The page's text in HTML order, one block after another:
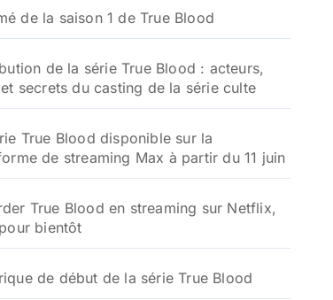
de la saison 1 de True Blood
de la série True Blood : acteurs,
secrets du casting de la série culte
True Blood disponible sur la
de streaming Max à partir du 11 juin
True Blood en streaming sur Netflix,
bientôt
de début de la série True Blood